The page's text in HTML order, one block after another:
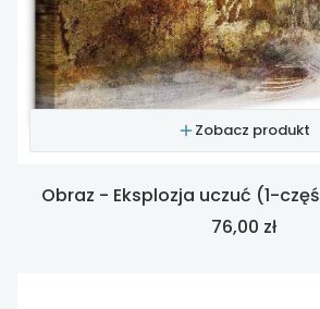
Zobacz produkt
Obraz - Eksplozja uczuć (1-
Cena
76,00 zł